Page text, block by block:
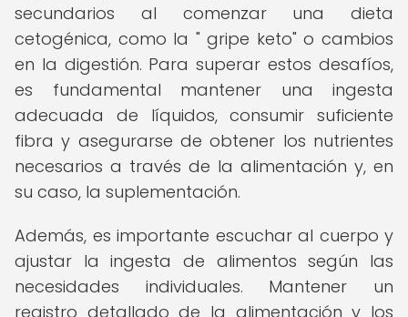
secundarios al comenzar una dieta
cetogénica, como la " gripe keto" o cambios
en la digestión. Para superar estos desafíos,
es fundamental mantener una ingesta
adecuada de líquidos, consumir suficiente
fibra y asegurarse de obtener los nutrientes
necesarios a través de la alimentación y, en
su caso, la suplementación.
Además, es importante escuchar al cuerpo y
ajustar la ingesta de alimentos según las
necesidades individuales. Mantener un
registro detallado de la alimentación y los